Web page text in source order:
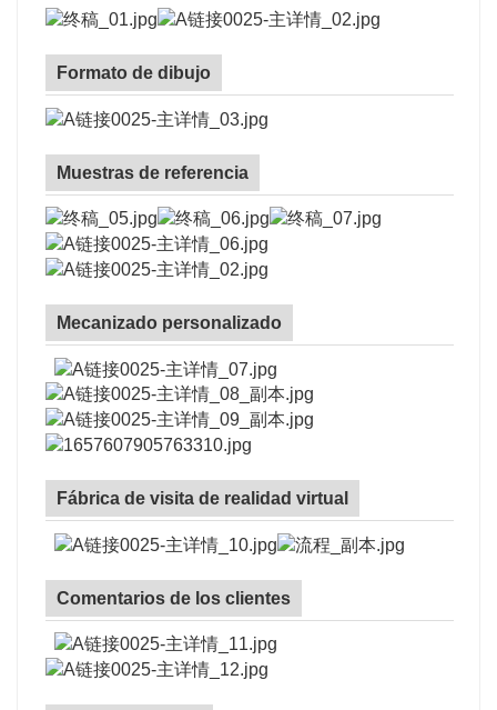
Formato de dibujo
Muestras de referencia
Mecanizado personalizado
Fábrica de visita de realidad virtual
Comentarios de los clientes